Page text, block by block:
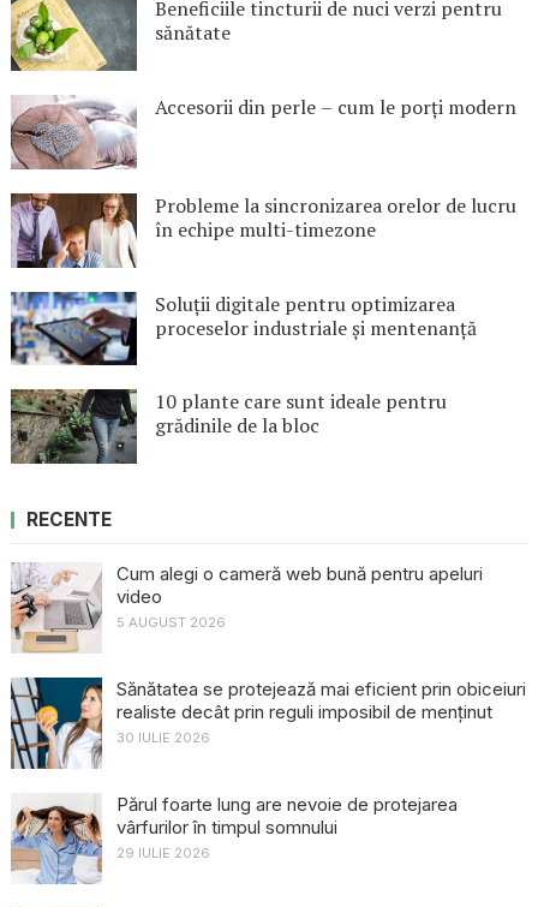
Beneficiile tincturii de nuci verzi pentru
sănătate
Accesorii din perle – cum le porți modern
Probleme la sincronizarea orelor de lucru
în echipe multi-timezone
Soluții digitale pentru optimizarea
proceselor industriale și mentenanță
10 plante care sunt ideale pentru
grădinile de la bloc
RECENTE
Cum alegi o cameră web bună pentru apeluri
video
5 AUGUST 2026
Sănătatea se protejează mai eficient prin obiceiuri
realiste decât prin reguli imposibil de menținut
30 IULIE 2026
Părul foarte lung are nevoie de protejarea
vârfurilor în timpul somnului
29 IULIE 2026